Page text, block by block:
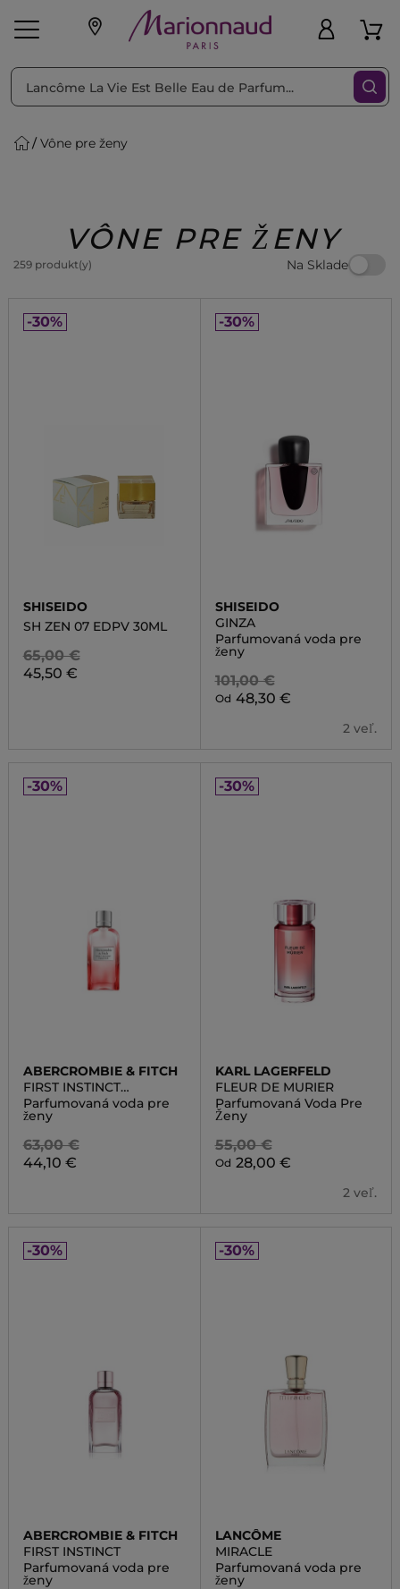
pleť Líčenie
Exkluzivity Beauty
Vône pre ženy
VÔNE PRE ŽENY
259 produkt(y) Na Sklade
Triediť podľa Filtrovať
-30%
SHISEIDO
SH ZEN 07 EDPV 30ML
65,00 €
45,50 €
-30%
SHISEIDO
GINZA
Parfumovaná voda pre
ženy
101,00 €
Od 48,30 €
2 veľ.
-30%
ABERCROMBIE & FITCH
FIRST INSTINCT
TOGETHER
Parfumovaná voda pre
ženy
63,00 €
44,10 €
-30%
KARL LAGERFELD
FLEUR DE MURIER
Parfumovaná Voda Pre
Ženy
55,00 €
Od 28,00 €
2 veľ.
-30%
ABERCROMBIE & FITCH
FIRST INSTINCT
Parfumovaná voda pre
ženy
-30%
LANCÔME
MIRACLE
Parfumovaná voda pre
ženy